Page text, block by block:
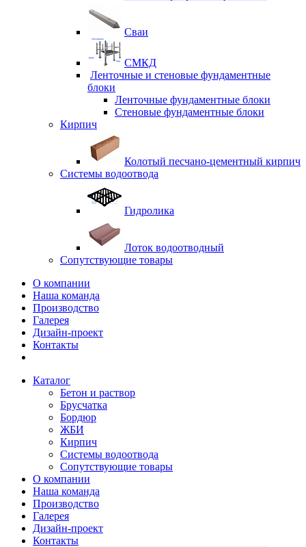
Сваи
СМКД
Ленточные и стеновые фундаментные
блоки
Ленточные фундаментные блоки
Стеновые фундаментные блоки
Кирпич
Колотый песчано-цементный кирпич
Системы водоотвода
Гидролика
Лоток водоотводный
Сопутствующие товары
О компании
Наша команда
Производство
Галерея
Дизайн-проект
Контакты
Каталог
Бетон и раствор
Брусчатка
Бордюр
ЖБИ
Кирпич
Системы водоотвода
Сопутствующие товары
О компании
Наша команда
Производство
Галерея
Дизайн-проект
Контакты